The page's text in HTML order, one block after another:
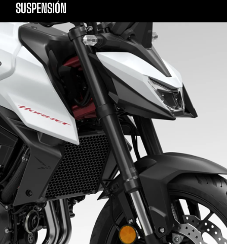
SUSPENSIÓN